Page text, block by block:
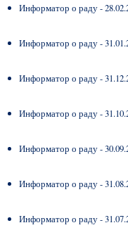
Информатор о раду -
Информатор о раду -
Информатор о раду -
Информатор о раду -
Информатор о раду -
Информатор о раду -
Информатор о раду -